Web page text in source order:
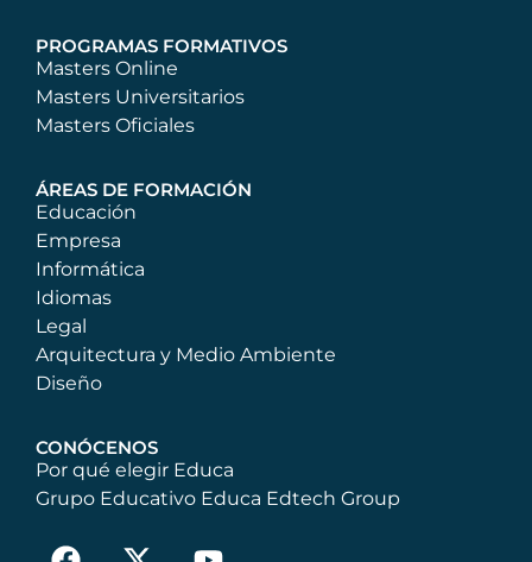
PROGRAMAS FORMATIVOS
Masters Online
Masters Universitarios
Masters Oficiales
ÁREAS DE FORMACIÓN
Educación
Empresa
Informática
Idiomas
Legal
Arquitectura y Medio Ambiente
Diseño
CONÓCENOS
Por qué elegir Educa
Grupo Educativo Educa Edtech Group